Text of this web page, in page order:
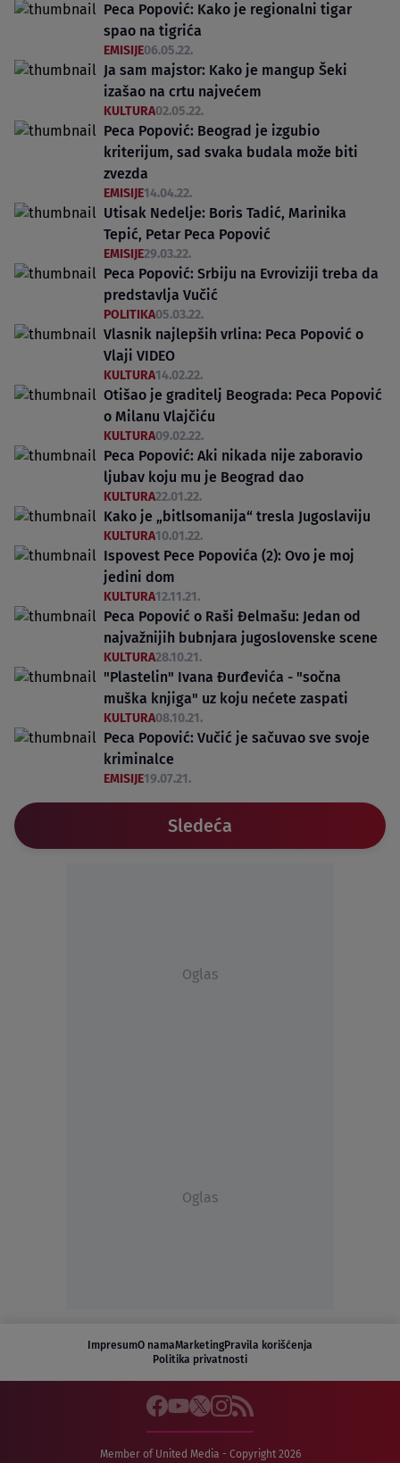
Peca Popović: Kako je regionalni tigar
spao na tigrića
EMISIJE06.05.22.
Ja sam majstor: Kako je mangup Šeki
izašao na crtu najvećem
KULTURA02.05.22.
Peca Popović: Beograd je izgubio
kriterijum, sad svaka budala može biti
zvezda
EMISIJE14.04.22.
Utisak Nedelje: Boris Tadić, Marinika
Tepić, Petar Peca Popović
EMISIJE29.03.22.
Peca Popović: Srbiju na Evroviziji treba da
predstavlja Vučić
POLITIKA05.03.22.
Vlasnik najlepših vrlina: Peca Popović o
Vlaji VIDEO
KULTURA14.02.22.
Otišao je graditelj Beograda: Peca Popović
o Milanu Vlajčiću
KULTURA09.02.22.
Peca Popović: Aki nikada nije zaboravio
ljubav koju mu je Beograd dao
KULTURA22.01.22.
Kako je „bitlsomanija“ tresla Jugoslaviju
KULTURA10.01.22.
Ispovest Pece Popovića (2): Ovo je moj
jedini dom
KULTURA12.11.21.
Peca Popović o Raši Đelmašu: Jedan od
najvažnijih bubnjara jugoslovenske scene
KULTURA28.10.21.
"Plastelin" Ivana Đurđevića - "sočna
muška knjiga" uz koju nećete zaspati
KULTURA08.10.21.
Peca Popović: Vučić je sačuvao sve svoje
kriminalce
EMISIJE19.07.21.
Sledeća
Oglas
Oglas
ImpresumO namaMarketingPravila korišćenja
Politika privatnosti
Member of United Media - Copyright 2026